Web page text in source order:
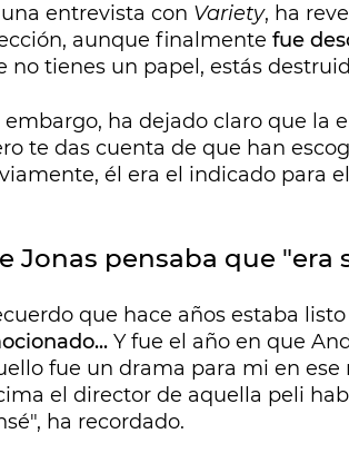
entrevista con Variety, ha
aunque finalmente fue
no tienes un papel, estás
embargo, ha dejado claro que la
te das cuenta de que han
él era el indicado para
Jonas pensaba que
que hace años estaba
Y fue el año en que
fue un drama para mi en
el director de aquella peli
ha recordado.